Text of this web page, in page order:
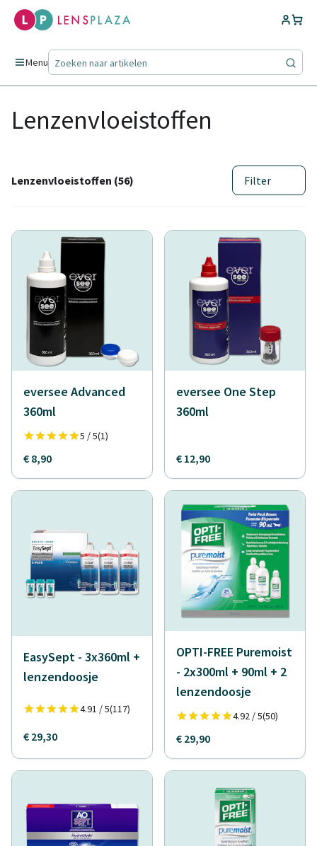
Menu
Lenzenvloeistoffen
Lenzenvloeistoffen (56) Filter
eversee Advanced
360ml
5 / 5(1)
€ 8,90
eversee One Step
360ml
€ 12,90
EasySept - 3x360ml +
lenzendoosje
4.91 / 5(117)
€ 29,30
OPTI-FREE Puremoist
- 2x300ml + 90ml + 2
lenzendoosje
4.92 / 5(50)
€ 29,90